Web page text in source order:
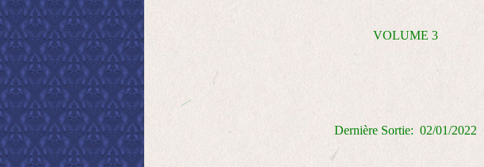
VOLUME 3
Dernière Sortie: 02/01/2022